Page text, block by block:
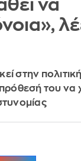
να
στην
του να